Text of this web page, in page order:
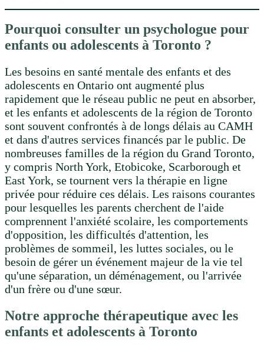
Pourquoi consulter un psychologue pour
enfants ou adolescents à Toronto ?
Les besoins en santé mentale des enfants et des
adolescents en Ontario ont augmenté plus
rapidement que le réseau public ne peut en absorber,
et les enfants et adolescents de la région de Toronto
sont souvent confrontés à de longs délais au CAMH
et dans d'autres services financés par le public. De
nombreuses familles de la région du Grand Toronto,
y compris North York, Etobicoke, Scarborough et
East York, se tournent vers la thérapie en ligne
privée pour réduire ces délais. Les raisons courantes
pour lesquelles les parents cherchent de l'aide
comprennent l'anxiété scolaire, les comportements
d'opposition, les difficultés d'attention, les
problèmes de sommeil, les luttes sociales, ou le
besoin de gérer un événement majeur de la vie tel
qu'une séparation, un déménagement, ou l'arrivée
d'un frère ou d'une sœur.
Notre approche thérapeutique avec les
enfants et adolescents à Toronto